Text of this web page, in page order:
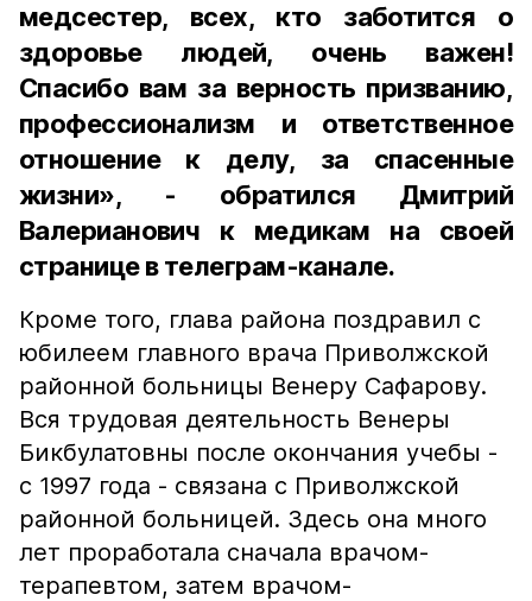
медсестер, всех, кто заботится о
здоровье людей, очень важен!
Спасибо вам за верность призванию,
профессионализм и ответственное
отношение к делу, за спасенные
жизни», - обратился Дмитрий
Валерианович к медикам на своей
странице в телеграм-канале.
Кроме того, глава района поздравил с
юбилеем главного врача Приволжской
районной больницы Венеру Сафарову.
Вся трудовая деятельность Венеры
Бикбулатовны после окончания учебы -
с 1997 года - связана с Приволжской
районной больницей. Здесь она много
лет проработала сначала врачом-
терапевтом, затем врачом-